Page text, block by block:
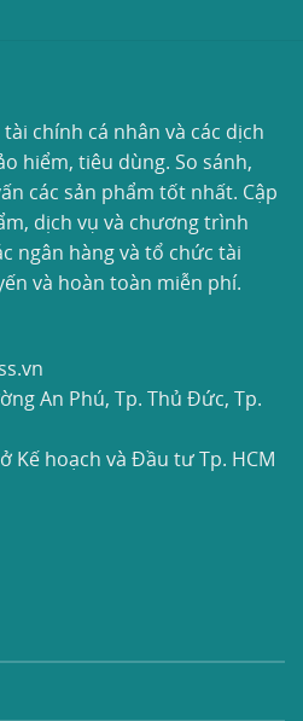
chính cá nhân và các dịch
hiểm, tiêu dùng. So sánh,
các sản phẩm tốt nhất. Cập
dịch vụ và chương trình
ngân hàng và tổ chức tài
và hoàn toàn miễn phí.
An Phú, Tp. Thủ Đức, Tp.
Kế hoạch và Đầu tư Tp. HCM